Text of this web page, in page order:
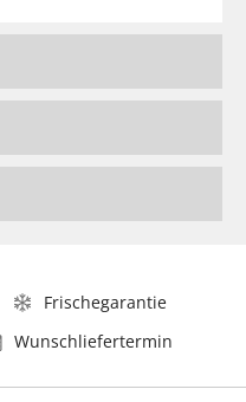
Frischegarantie
Wunschliefertermin